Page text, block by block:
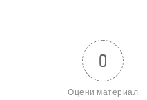
0
Оцени материал